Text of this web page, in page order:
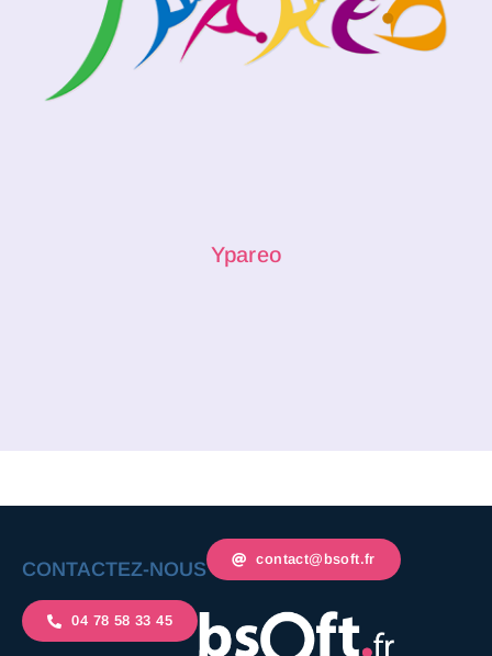
Ypareo
CONTACTEZ-NOUS contact@bsoft.fr
04 78 58 33 45